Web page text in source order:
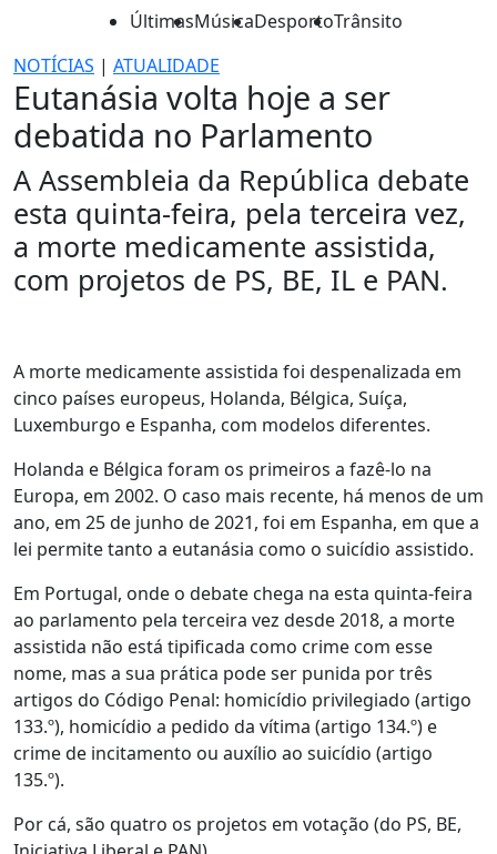
ÚltimasMúsicaDesportoTrânsito
NOTÍCIAS | ATUALIDADE
Eutanásia volta hoje a ser
debatida no Parlamento
A Assembleia da República debate
esta quinta-feira, pela terceira vez,
a morte medicamente assistida,
com projetos de PS, BE, IL e PAN.
A morte medicamente assistida foi despenalizada em
cinco países europeus, Holanda, Bélgica, Suíça,
Luxemburgo e Espanha, com modelos diferentes.
Holanda e Bélgica foram os primeiros a fazê-lo na
Europa, em 2002. O caso mais recente, há menos de um
ano, em 25 de junho de 2021, foi em Espanha, em que a
lei permite tanto a eutanásia como o suicídio assistido.
Em Portugal, onde o debate chega na esta quinta-feira
ao parlamento pela terceira vez desde 2018, a morte
assistida não está tipificada como crime com esse
nome, mas a sua prática pode ser punida por três
artigos do Código Penal: homicídio privilegiado (artigo
133.º), homicídio a pedido da vítima (artigo 134.º) e
crime de incitamento ou auxílio ao suicídio (artigo
135.º).
Por cá, são quatro os projetos em votação (do PS, BE,